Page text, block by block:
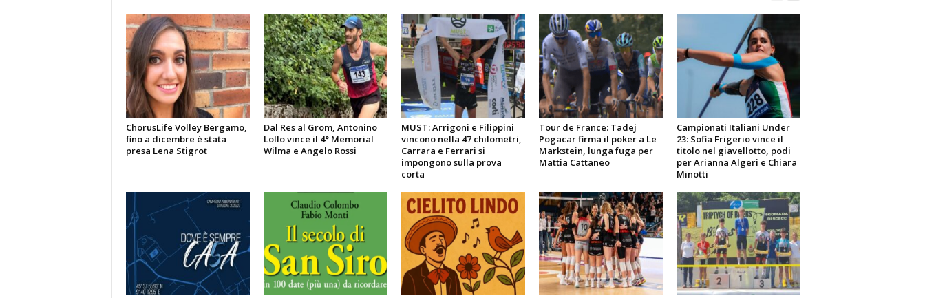
ChorusLife Volley Bergamo,
fino a dicembre è stata
presa Lena Stigrot
Dal Res al Grom, Antonino
Lollo vince il 4° Memorial
Wilma e Angelo Rossi
MUST: Arrigoni e Filippini
vincono nella 47 chilometri,
Carrara e Ferrari si
impongono sulla prova
corta
Tour de France: Tadej
Pogacar firma il poker a Le
Markstein, lunga fuga per
Mattia Cattaneo
Campionati Italiani Under
23: Sofia Frigerio vince il
titolo nel giavellotto, podi
per Arianna Algeri e Chiara
Minotti